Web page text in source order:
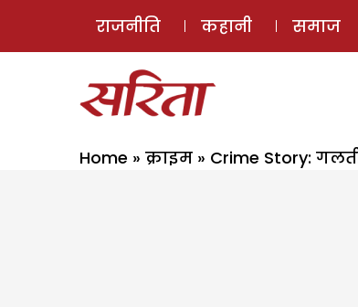
राजनीति कहानी समाज
Home » क्राइम » Crime Story: